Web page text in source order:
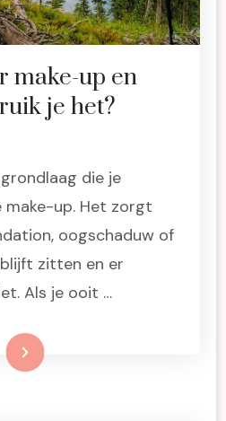
make-up en
je het?
die je
up. Het zorgt
oogschaduw of
zitten en er
Als je ooit …